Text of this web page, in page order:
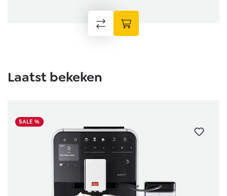
Laatst bekeken
SALE %